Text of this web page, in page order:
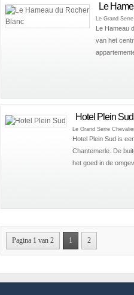
Le
Le Grand
Le Hameau
van het
Hotel Plein Sud
Le Grand Serre
Hotel Plein Sud is
Chantemerle. De
het goed in de
Pagina 1 van 2 1 2